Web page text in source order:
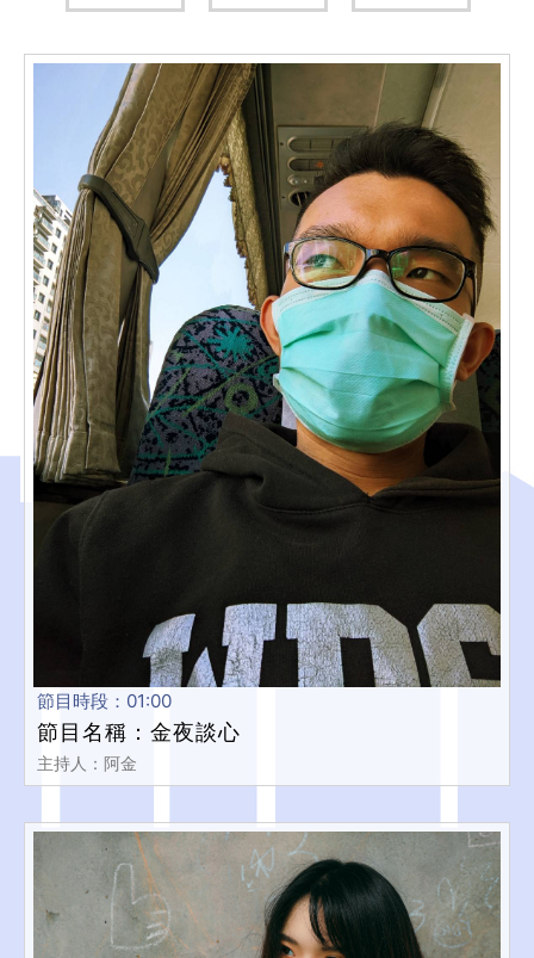
節目時段：01:00
節目名稱：金夜談心
主持人：阿金